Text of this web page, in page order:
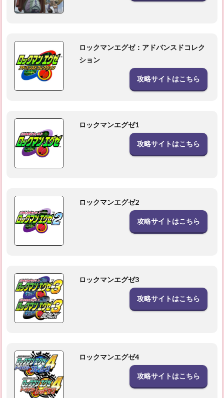
ロックマンエグゼ：アドバンスドコレク
ション
攻略サイトはこちら
ロックマンエグゼ1
攻略サイトはこちら
ロックマンエグゼ2
攻略サイトはこちら
ロックマンエグゼ3
攻略サイトはこちら
ロックマンエグゼ4
攻略サイトはこちら